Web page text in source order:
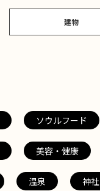
建物
ソウルフード
美容・健康
温泉 神社